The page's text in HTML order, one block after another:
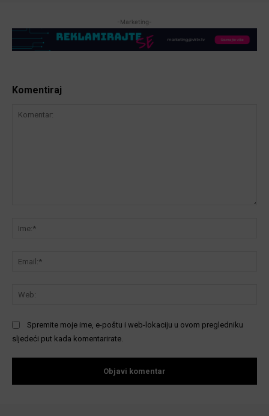
-Marketing-
Komentiraj
Spremite moje ime, e-poštu i web-lokaciju u ovom pregledniku
sljedeći put kada komentarirate.